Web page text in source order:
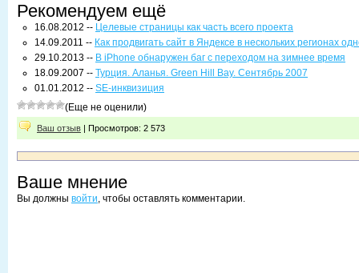
Рекомендуем ещё
16.08.2012 -- Целевые страницы как часть всего проекта
14.09.2011 -- Как продвигать сайт в Яндексе в нескольких регионах
29.10.2013 -- В iPhone обнаружен баг с переходом на зимнее время
18.09.2007 -- Турция. Аланья. Green Hill Bay. Сентябрь 2007
01.01.2012 -- SE-инквизиция
(Еще не оценили)
Ваш отзыв | Просмотров: 2 573
Ваше мнение
Вы должны войти, чтобы оставлять комментарии.